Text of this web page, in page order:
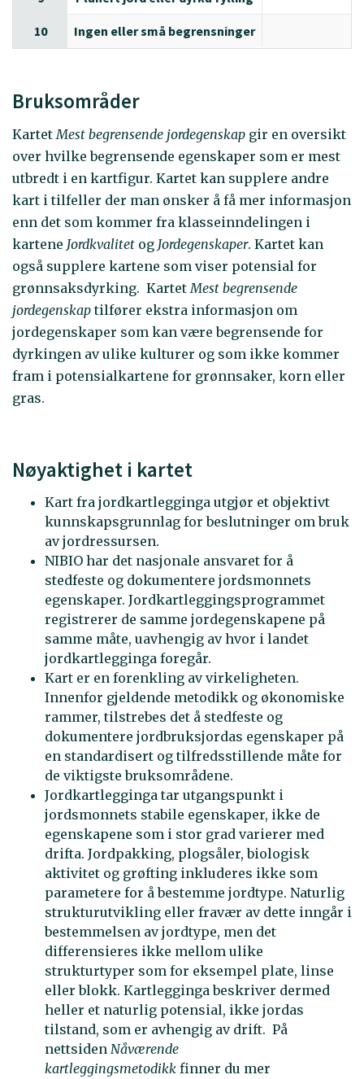
10 Ingen eller små begrensninger
Bruksområder
KartetMest begrensende jordegenskap gir en oversikt
over hvilke begrensende egenskaper som er mest
utbredt i en kartfigur. Kartet kan supplere andre
kart i tilfeller der man ønsker å få mer informasjon
enn det som kommer fra klasseinndelingen i
kartene Jordkvalitet og Jordegenskaper. Kartet kan
også supplere kartene som viser potensial for
grønnsaksdyrking. KartetMest begrensende
jordegenskaptilfører ekstra informasjon om
jordegenskaper som kan være begrensende for
dyrkingen av ulike kulturer og som ikke kommer
fram i potensialkartene for grønnsaker, korn eller
gras.
Nøyaktighet i kartet
Kart fra jordkartlegginga utgjør et objektivt
kunnskapsgrunnlag for beslutninger om bruk
av jordressursen.
NIBIO har det nasjonale ansvaret for å
stedfeste og dokumentere jordsmonnets
egenskaper. Jordkartleggingsprogrammet
registrerer de samme jordegenskapene på
samme måte, uavhengig av hvor i landet
jordkartlegginga foregår.
Kart er en forenkling av virkeligheten.
Innenfor gjeldende metodikk og økonomiske
rammer, tilstrebes det å stedfeste og
dokumentere jordbruksjordas egenskaper på
en standardisert og tilfredsstillende måte for
de viktigste bruksområdene.
Jordkartlegginga tar utgangspunkt i
jordsmonnets stabile egenskaper, ikke de
egenskapene som i stor grad varierer med
drifta. Jordpakking, plogsåler, biologisk
aktivitet og grøfting inkluderes ikke som
parametere for å bestemme jordtype. Naturlig
strukturutvikling eller fravær av dette inngår i
bestemmelsen av jordtype, men det
differensieres ikke mellom ulike
strukturtyper som for eksempel plate, linse
eller blokk. Kartlegginga beskriver dermed
heller et naturlig potensial, ikke jordas
tilstand, som er avhengig av drift. På
nettsiden Nåværende
kartleggingsmetodikk finner du mer